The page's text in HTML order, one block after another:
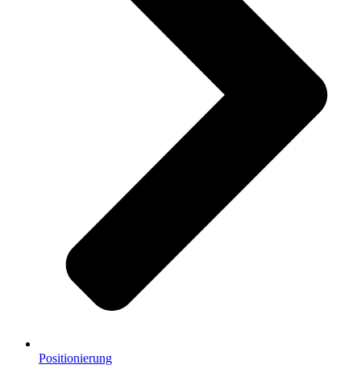
Positionierung